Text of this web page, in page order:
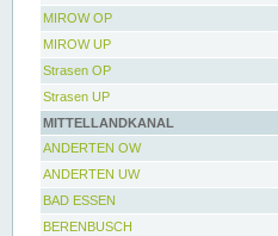
MIROW OP
MIROW UP
Strasen OP
Strasen UP
MITTELLANDKANAL
ANDERTEN OW
ANDERTEN UW
BAD ESSEN
BERENBUSCH